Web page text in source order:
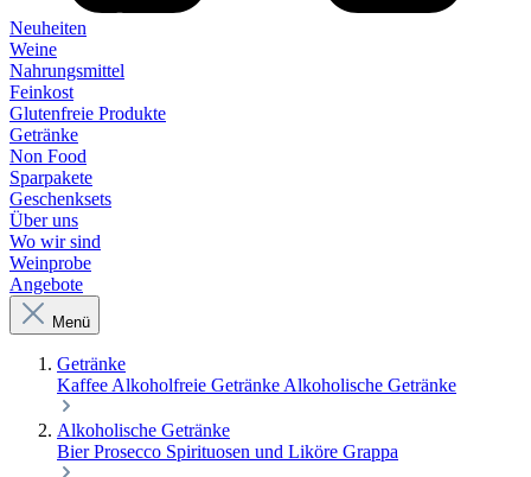
Neuheiten
Weine
Nahrungsmittel
Feinkost
Glutenfreie Produkte
Getränke
Non Food
Sparpakete
Geschenksets
Über uns
Wo wir sind
Weinprobe
Angebote
Menü
Getränke
Kaffee Alkoholfreie Getränke Alkoholische Getränke
Alkoholische Getränke
BierProsecco Spirituosen und Liköre Grappa